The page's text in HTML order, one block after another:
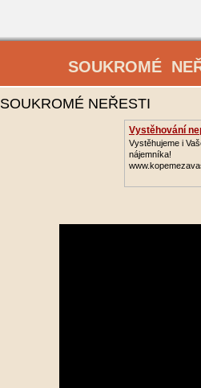
SOUKROMÉ
SOUKROMÉ NEŘESTI
Vystěhování
Vystěhujeme i
nájemníka!